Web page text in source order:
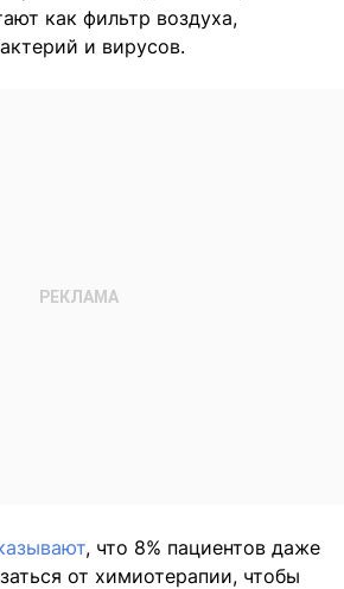
как фильтр воздуха,
и вирусов.
, что 8% пациентов даже
от химиотерапии, чтобы